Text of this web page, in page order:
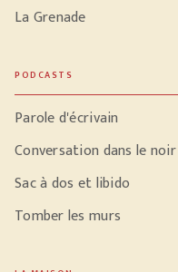
La Grenade
PODCASTS
Parole d'écrivain
Conversation dans le noir
Sac à dos et libido
Tomber les murs